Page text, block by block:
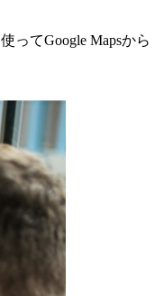
ってGoogle Mapsから